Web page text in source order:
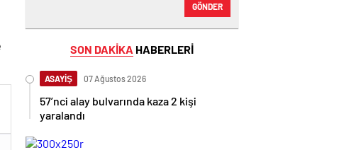
GÖNDER
SON DAKİKA HABERLERİ
ASAYİŞ 07 Ağustos 2026
57’nci alay bulvarında kaza 2 kişi
yaralandı